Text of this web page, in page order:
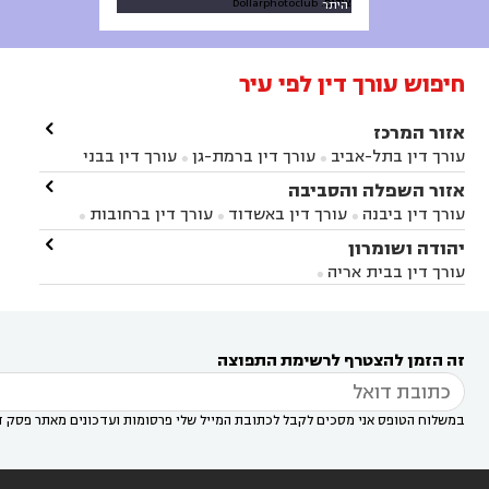
היתר
חיפוש עורך דין לפי עיר
אזור המרכז
עורך דין בתל-אביב  עורך דין ברמת-גן 
עורך דין בבני
ברק עורך דין בפתח תקווה עורך דין בראשון לציון
עורך דין ברחובות עורך דין בנס ציונה
במודיעין
עורך דין בהרצליה עורך דין בחולון
עורך
דין בקרית אונו
אונו
עורך דין בבת ים
דין בשוהם 

אזור השפלה והסביבה
עורך דין ביבנה  עורך דין באשדוד  עורך דין ברחובות 
עורך דין בראשון לציון עורך דין במודיעין
עורך דין
בבאר יעקב
עורך דין בגדרה

יהודה ושומרון
עורך דין בבית אריה 

זה הזמן להצטרף לרשימת התפוצה
במשלוח הטופס אני מסכים לקבל לכתובת המייל שלי פרסומות ועדכונים מאתר פסק